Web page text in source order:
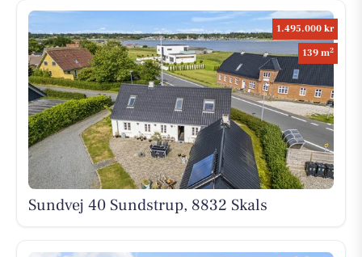
1.495.000 kr
139 m2
Sundvej 40 Sundstrup, 8832 Skals